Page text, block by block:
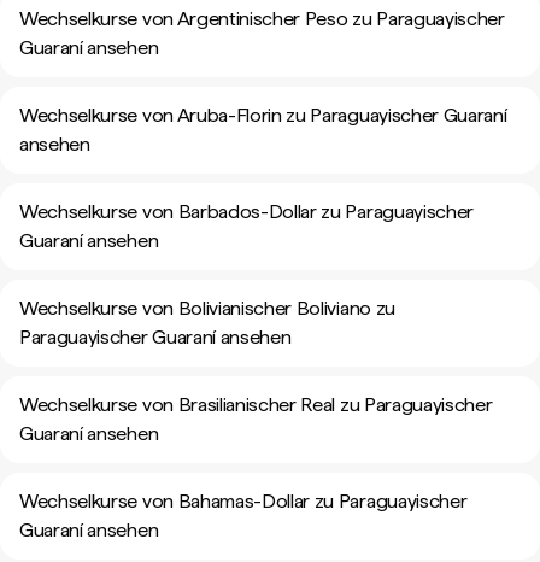
Wechselkurse von Argentinischer Peso zu Paraguayischer
Guaraní ansehen
Wechselkurse von Aruba-Florin zu Paraguayischer Guaraní
ansehen
Wechselkurse von Barbados-Dollar zu Paraguayischer
Guaraní ansehen
Wechselkurse von Bolivianischer Boliviano zu
Paraguayischer Guaraní ansehen
Wechselkurse von Brasilianischer Real zu Paraguayischer
Guaraní ansehen
Wechselkurse von Bahamas-Dollar zu Paraguayischer
Guaraní ansehen